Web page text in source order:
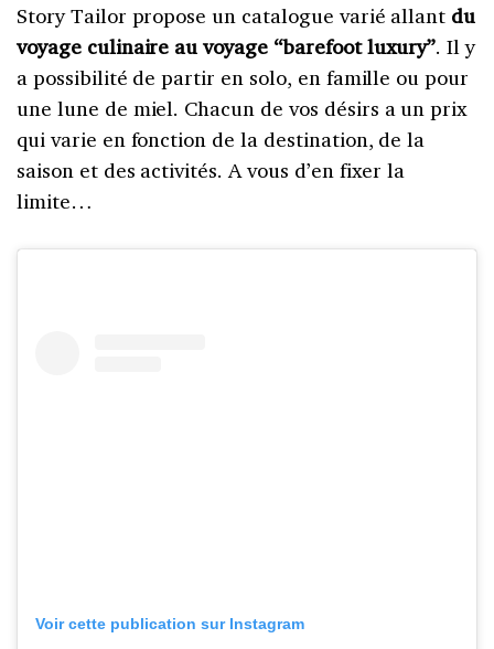
Story Tailor propose un catalogue varié allant du
voyage culinaire au voyage “barefoot luxury”. Il y
a possibilité de partir en solo, en famille ou pour
une lune de miel. Chacun de vos désirs a un prix
qui varie en fonction de la destination, de la
saison et des activités. A vous d’en fixer la
limite…
Voir cette publication sur Instagram